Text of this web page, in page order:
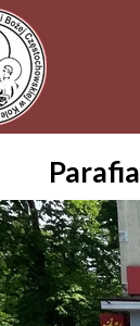
Parafia